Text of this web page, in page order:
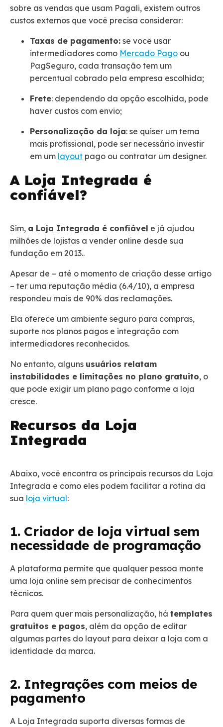
sobre as vendas que usam Pagali, existem outros
custos externos que você precisa considerar:
Taxas de pagamento: se você usar
intermediadores como Mercado Pago ou
PagSeguro, cada transação tem um
percentual cobrado pela empresa escolhida;
Frete: dependendo da opção escolhida, pode
haver custos com envio;
Personalização da loja: se quiser um tema
mais profissional, pode ser necessário investir
em um layout pago ou contratar um designer.
A Loja Integrada é
confiável?
Sim, a Loja Integrada é confiável e já ajudou
milhões de lojistas a vender online desde sua
fundação em 2013..
Apesar de – até o momento de criação desse artigo
– ter uma reputação média (6.4/10), a empresa
respondeu mais de 90% das reclamações.
Ela oferece um ambiente seguro para compras,
suporte nos planos pagos e integração com
intermediadores reconhecidos.
No entanto, alguns usuários relatam
instabilidades e limitações no plano gratuito, o
que pode exigir um plano pago conforme a loja
cresce.
Recursos da Loja
Integrada
Abaixo, você encontra os principais recursos da Loja
Integrada e como eles podem facilitar a rotina da
sua loja virtual:
1. Criador de loja virtual sem
necessidade de programação
A plataforma permite que qualquer pessoa monte
uma loja online sem precisar de conhecimentos
técnicos.
Para quem quer mais personalização, há templates
gratuitos e pagos, além da opção de editar
algumas partes do layout para deixar a loja com a
identidade da marca.
2. Integrações com meios de
pagamento
A Loja Integrada suporta diversas formas de